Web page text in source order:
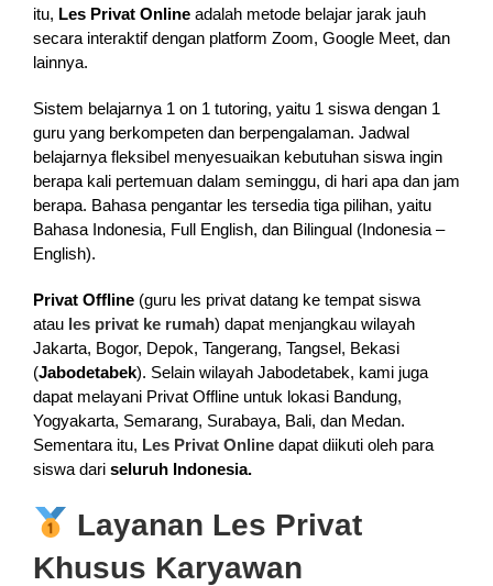
itu, Les Privat Onlineadalah metode belajar jarak jauh
secara interaktif dengan platform Zoom, Google Meet, dan
lainnya.
Sistem belajarnya 1 on 1 tutoring, yaitu 1 siswa dengan 1
guru yang berkompeten dan berpengalaman. Jadwal
belajarnya fleksibel menyesuaikan kebutuhan siswa ingin
berapa kali pertemuan dalam seminggu, di hari apa dan jam
berapa. Bahasa pengantar les tersedia tiga pilihan, yaitu
Bahasa Indonesia, Full English, dan Bilingual (Indonesia –
English).
Privat Offline(guru les privat datang ke tempat siswa
ataules privat ke rumah) dapat menjangkau wilayah
Jakarta, Bogor, Depok, Tangerang, Tangsel, Bekasi
(Jabodetabek). Selain wilayah Jabodetabek, kami juga
dapat melayani Privat Offline untuk lokasi Bandung,
Yogyakarta, Semarang, Surabaya, Bali, dan Medan.
Sementara itu, Les Privat Onlinedapat diikuti oleh para
siswa dari seluruh Indonesia.
Layanan Les Privat
Khusus Karyawan